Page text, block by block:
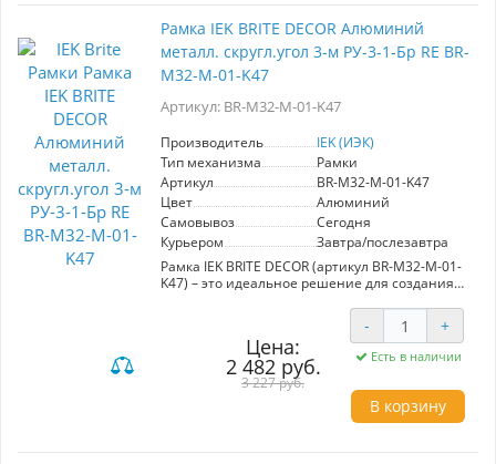
решения, позволяя создавать целостные и
привлекательные интерьеры. Эта рамка
станет не только функциональным
элементом, но и стильным акцентом в вашем
пространстве. Выбирая продукцию IEK, вы
инвестируете в качество и эстетику.
Рамка IEK BRITE DECOR Алюминий
металл. скругл.угол 3-м РУ-3-1-Бр RE BR-
M32-M-01-K47
Артикул: BR-M32-M-01-K47
Производитель
IEK (ИЭК)
Тип механизма
Рамки
Артикул
BR-M32-M-01-K47
Цвет
Алюминий
Самовывоз
Сегодня
Курьером
Завтра/послезавтра
Рамка IEK BRITE DECOR (артикул BR-M32-M-01-
K47) – это идеальное решение для создания
Изготовленная из высококачественного
алюминия с скругленными углами, рамка
обладает не только привлекательным
внешним видом, но и высокой прочностью.
Линейка электроустановочных изделий
"BRITE" сочетает в себе надежность и
современный дизайн, что делает ее
жилых, так и в коммерческих помещениях.
Цена:
2 482 руб.
3 227 руб.
- +
Есть в наличии
В корзину